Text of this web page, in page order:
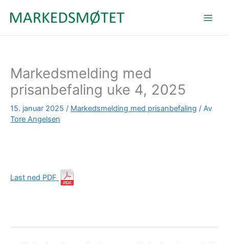
Markedsmelding med
prisanbefaling uke 4, 2025
15. januar 2025 / Markedsmelding med prisanbefaling / Av
Tore Angelsen
Last ned PDF